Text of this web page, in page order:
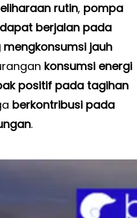
rutin, pompa
berjalan pada
jauh
konsumsi energi
positif pada tagihan
berkontribusi pada
.